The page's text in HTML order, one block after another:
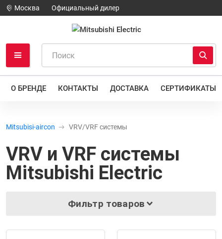
Москва Официальный дилер
О БРЕНДЕ КОНТАКТЫ ДОСТАВКА СЕРТИФИКАТЫ
Mitsubisi-aircon VRV/VRF системы
VRV и VRF системы
Mitsubishi Electric
Фильтр товаров